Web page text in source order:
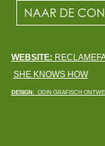
NAAR DE
WEBSITE:
SHE KNOWS HOW
DESIGN: ODIN GRAFISCH